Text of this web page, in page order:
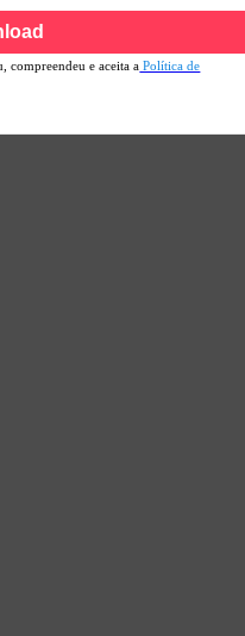
compreendeu e aceita a Política de